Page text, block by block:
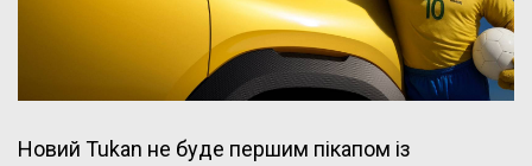
Новий Tukan не буде першим пікапом із